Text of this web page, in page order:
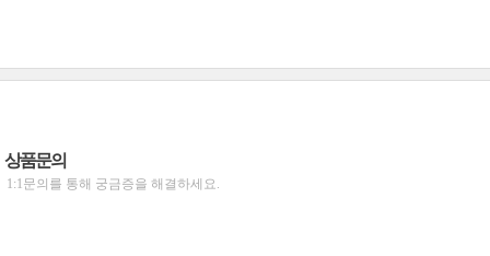
상품문의
1:1문의를 통해 궁금증을 해결하세요.